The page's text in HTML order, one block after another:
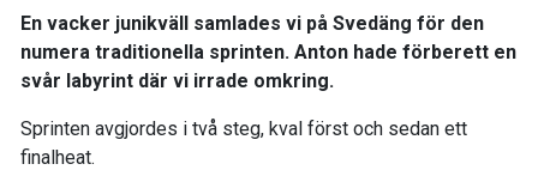
En vacker junikväll samlades vi på Svedäng för den
numera traditionella sprinten. Anton hade förberett en
svår labyrint där vi irrade omkring.
Sprinten avgjordes i två steg, kval först och sedan ett
finalheat.